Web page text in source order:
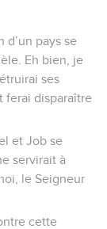
d’un pays se
Eh bien, je
ses
ferai disparaître
et Job se
servirait à
le Seigneur
cette